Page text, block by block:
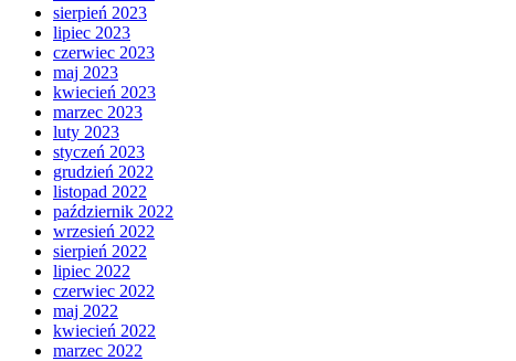
sierpień 2023
lipiec 2023
czerwiec 2023
maj 2023
kwiecień 2023
marzec 2023
luty 2023
styczeń 2023
grudzień 2022
listopad 2022
październik 2022
wrzesień 2022
sierpień 2022
lipiec 2022
czerwiec 2022
maj 2022
kwiecień 2022
marzec 2022